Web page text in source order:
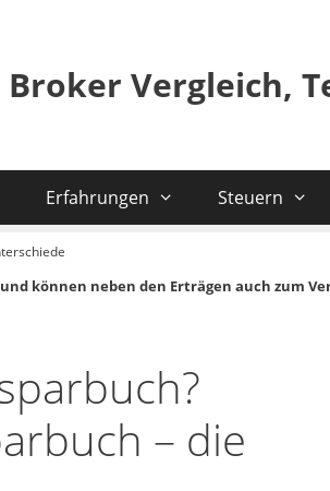
Broker Vergleich,
Erfahrungen Steuern
können neben den Erträgen auch zum
– die